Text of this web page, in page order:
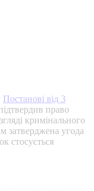
Постанові від 3
право
кримінального
затверджена угода
стосується